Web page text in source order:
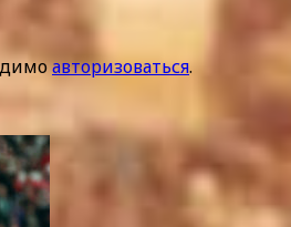
авторизоваться.